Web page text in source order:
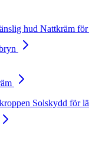
hud Nattkräm
Solskydd för